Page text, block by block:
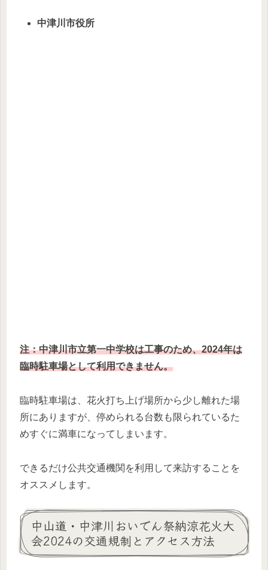
中津川市役所
注：中津川市立第一中学校は工事のため、2024年は
臨時駐車場として利用できません。
臨時駐車場は、花火打ち上げ場所から少し離れた場
所にありますが、停められる台数も限られているた
めすぐに満車になってしまいます。
できるだけ公共交通機関を利用して来訪することを
オススメします。
中山道・中津川おいでん祭納涼花火大
会2024の交通規制とアクセス方法